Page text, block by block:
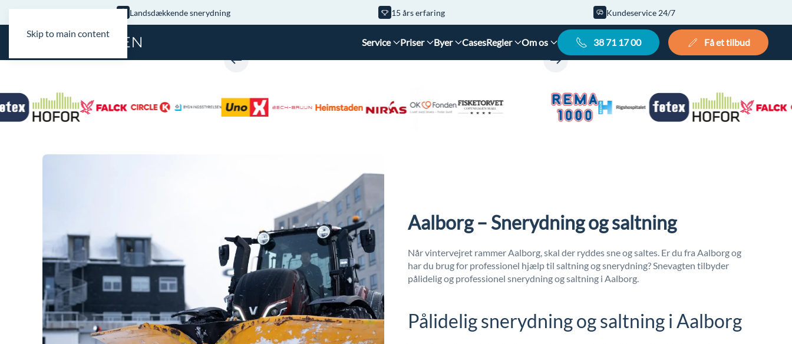
Skip to main content
Landsdækkende snerydning 15 års erfaring Kundeservice 24/7
Service Priser Byer CasesRegler Om os 38 71 17 00 Få et tilbud
Aalborg – Snerydning og saltning
Når vintervejret rammer Aalborg, skal der ryddes sne og saltes. Er du fra Aalborg og
har du brug for professionel hjælp til saltning og snerydning? Snevagten tilbyder
pålidelig og professionel snerydning og saltning i Aalborg.
Pålidelig snerydning og saltning i Aalborg